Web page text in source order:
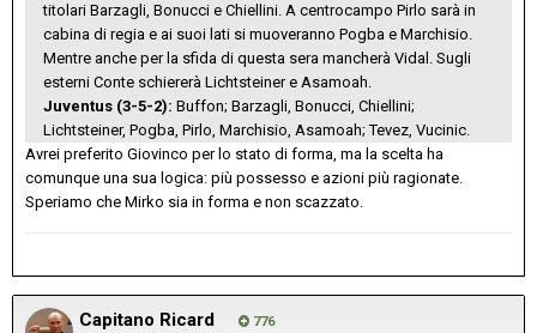
titolari Barzagli, Bonucci e Chiellini. A centrocampo Pirlo sarà in
cabina di regia e ai suoi lati si muoveranno Pogba e Marchisio.
Mentre anche per la sfida di questa sera mancherà Vidal. Sugli
esterni Conte schiererà Lichtsteiner e Asamoah.
Juventus (3-5-2): Buffon; Barzagli, Bonucci, Chiellini;
Lichtsteiner, Pogba, Pirlo, Marchisio, Asamoah; Tevez, Vucinic.
Avrei preferito Giovinco per lo stato di forma, ma la scelta ha
comunque una sua logica: più possesso e azioni più ragionate.
Speriamo che Mirko sia in forma e non scazzato.
Capitano Ricard 776